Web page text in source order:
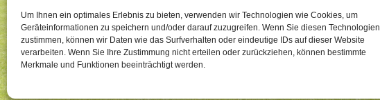
Um Ihnen ein optimales Erlebnis zu bieten, verwenden wir Technologien wie Cookies, um
Geräteinformationen zu speichern und/oder darauf zuzugreifen. Wenn Sie diesen Technologien
zustimmen, können wir Daten wie das Surfverhalten oder eindeutige IDs auf dieser Website
verarbeiten. Wenn Sie Ihre Zustimmung nicht erteilen oder zurückziehen, können bestimmte
Merkmale und Funktionen beeinträchtigt werden.